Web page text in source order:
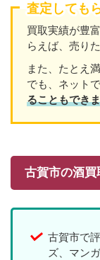
査定しても
買取実績が豊
らえば、売り
また、たとえ
でも、ネット
ることもでき
古賀市の酒買
古賀市で
ズ、マン